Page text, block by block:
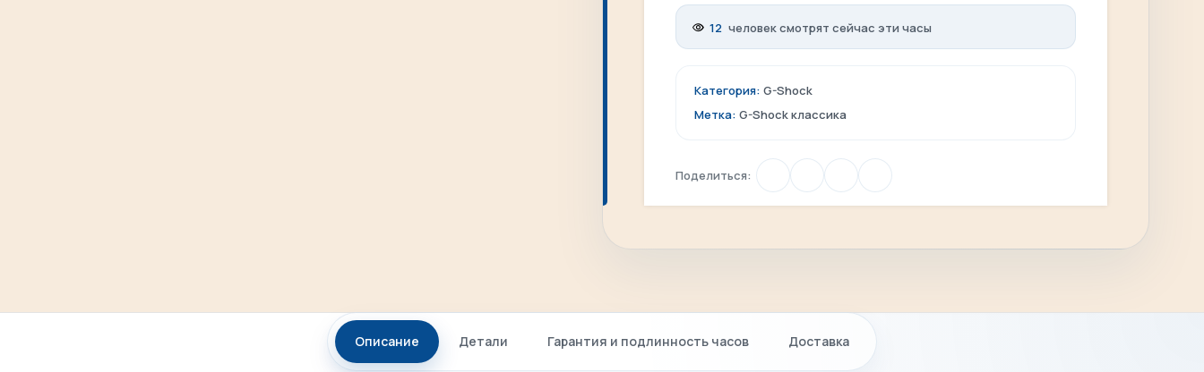
12 человек смотрят сейчас эти часы
Категория: G-Shock
Метка: G-Shock классика
Поделиться:
Описание Детали Гарантия и подлинность часов Доставка